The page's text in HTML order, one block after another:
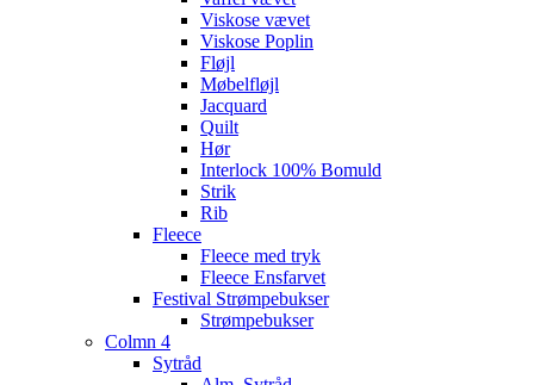
Viskose vævet
Viskose Poplin
Fløjl
Møbelfløjl
Jacquard
Quilt
Hør
Interlock 100% Bomuld
Strik
Rib
Fleece
Fleece med tryk
Fleece Ensfarvet
Festival Strømpebukser
Strømpebukser
Colmn 4
Sytråd